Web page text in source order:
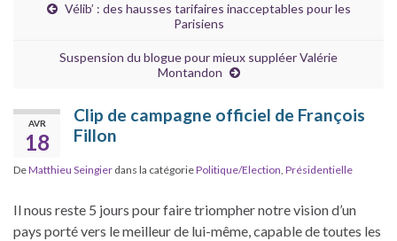
Vélib’ : des hausses tarifaires inacceptables pour les
Parisiens
Suspension du blogue pour mieux suppléer Valérie
Montandon
AVR
18
Clip de campagne officiel de François
Fillon
DeMatthieu Seingier dans la catégoriePolitique/Election, Présidentielle
Il nous reste 5 jours pour faire triompher notre vision d’un
pays porté vers le meilleur de lui-même, capable de toutes les